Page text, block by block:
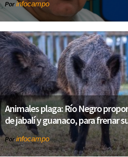
Por infocampo
Animales plaga: Río Negro
de jabalí y guanaco, para frenar
Porinfocampo